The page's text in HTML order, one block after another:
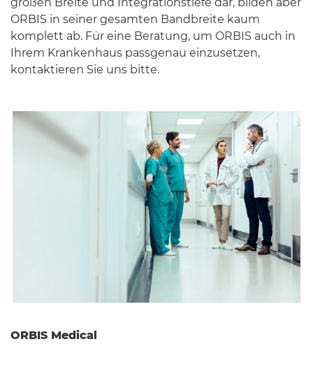
ORBIS in seiner gesamten Bandbreite kaum
komplett ab. Für eine Beratung, um ORBIS auch in
Ihrem Krankenhaus passgenau einzusetzen,
kontaktieren Sie uns bitte.
ORBIS Medical